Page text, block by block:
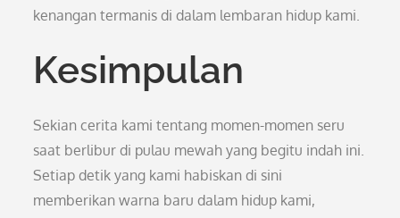
kenangan termanis di dalam lembaran hidup kami.
Kesimpulan
Sekian cerita kami tentang momen-momen seru
saat berlibur di pulau mewah yang begitu indah ini.
Setiap detik yang kami habiskan di sini
memberikan warna baru dalam hidup kami,